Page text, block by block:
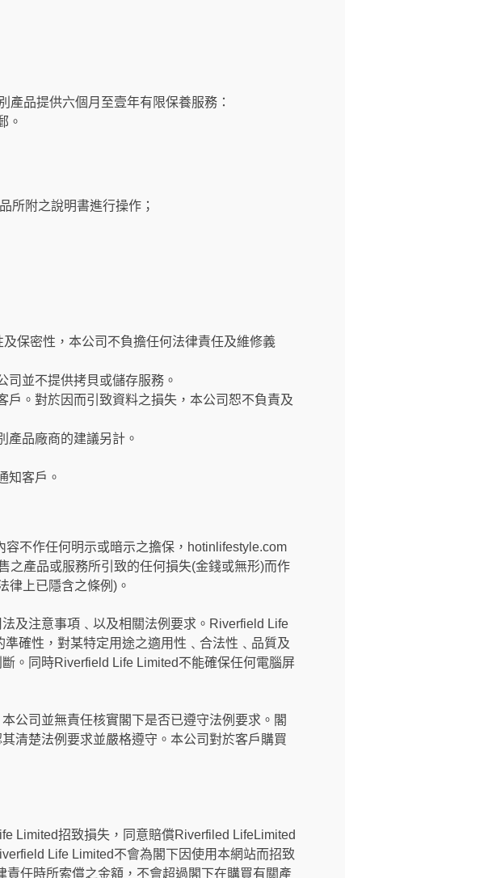
產品提供六個月至壹年有限保養服務：
。
所附之說明書進行操作；
保密性，本公司不負擔任何法律責任及維修義
司並不提供拷貝或儲存服務。
。對於因而引致資料之損失，本公司恕不負責及
產品廠商的建議另計。
知客戶。
不作任何明示或暗示之擔保，hotinlifestyle.com
之產品或服務所引致的任何損失(金錢或無形)而作
律上已隱含之條例)。
及注意事項﹑以及相關法例要求。Riverfield Life
確性，對某特定用途之適用性﹑合法性﹑品質及
。同時Riverfield Life Limited不能確保任何電腦屏
公司並無責任核實閣下是否已遵守法例要求。閣
清楚法例要求並嚴格遵守。本公司對於客戶購買
Limited招致損失，同意賠償Riverfiled LifeLimited
Life Limited不會為閣下因使用本網站而招致
任時所索償之金額，不會超過閣下在購買有關產